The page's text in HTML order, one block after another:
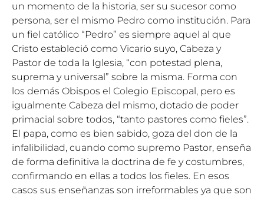
un momento de la historia, ser su sucesor como
persona, ser el mismo Pedro como institución. Para
un fiel católico “Pedro” es siempre aquel al que
Cristo estableció como Vicario suyo, Cabeza y
Pastor de toda la Iglesia, “con potestad plena,
suprema y universal” sobre la misma. Forma con
los demás Obispos el Colegio Episcopal, pero es
igualmente Cabeza del mismo, dotado de poder
primacial sobre todos, “tanto pastores como fieles”.
El papa, como es bien sabido, goza del don de la
infalibilidad, cuando como supremo Pastor, enseña
de forma definitiva la doctrina de fe y costumbres,
confirmando en ellas a todos los fieles. En esos
casos sus enseñanzas son irreformables ya que son